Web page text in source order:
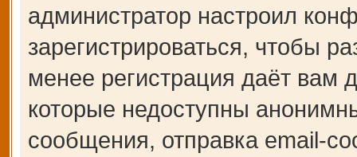
администратор настроил
зарегистрироваться, чтобы
менее регистрация даёт вам
которые недоступны
сообщения, отправка email-